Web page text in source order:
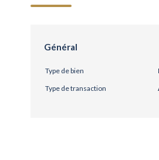
Général
Type de bien
Type de transaction